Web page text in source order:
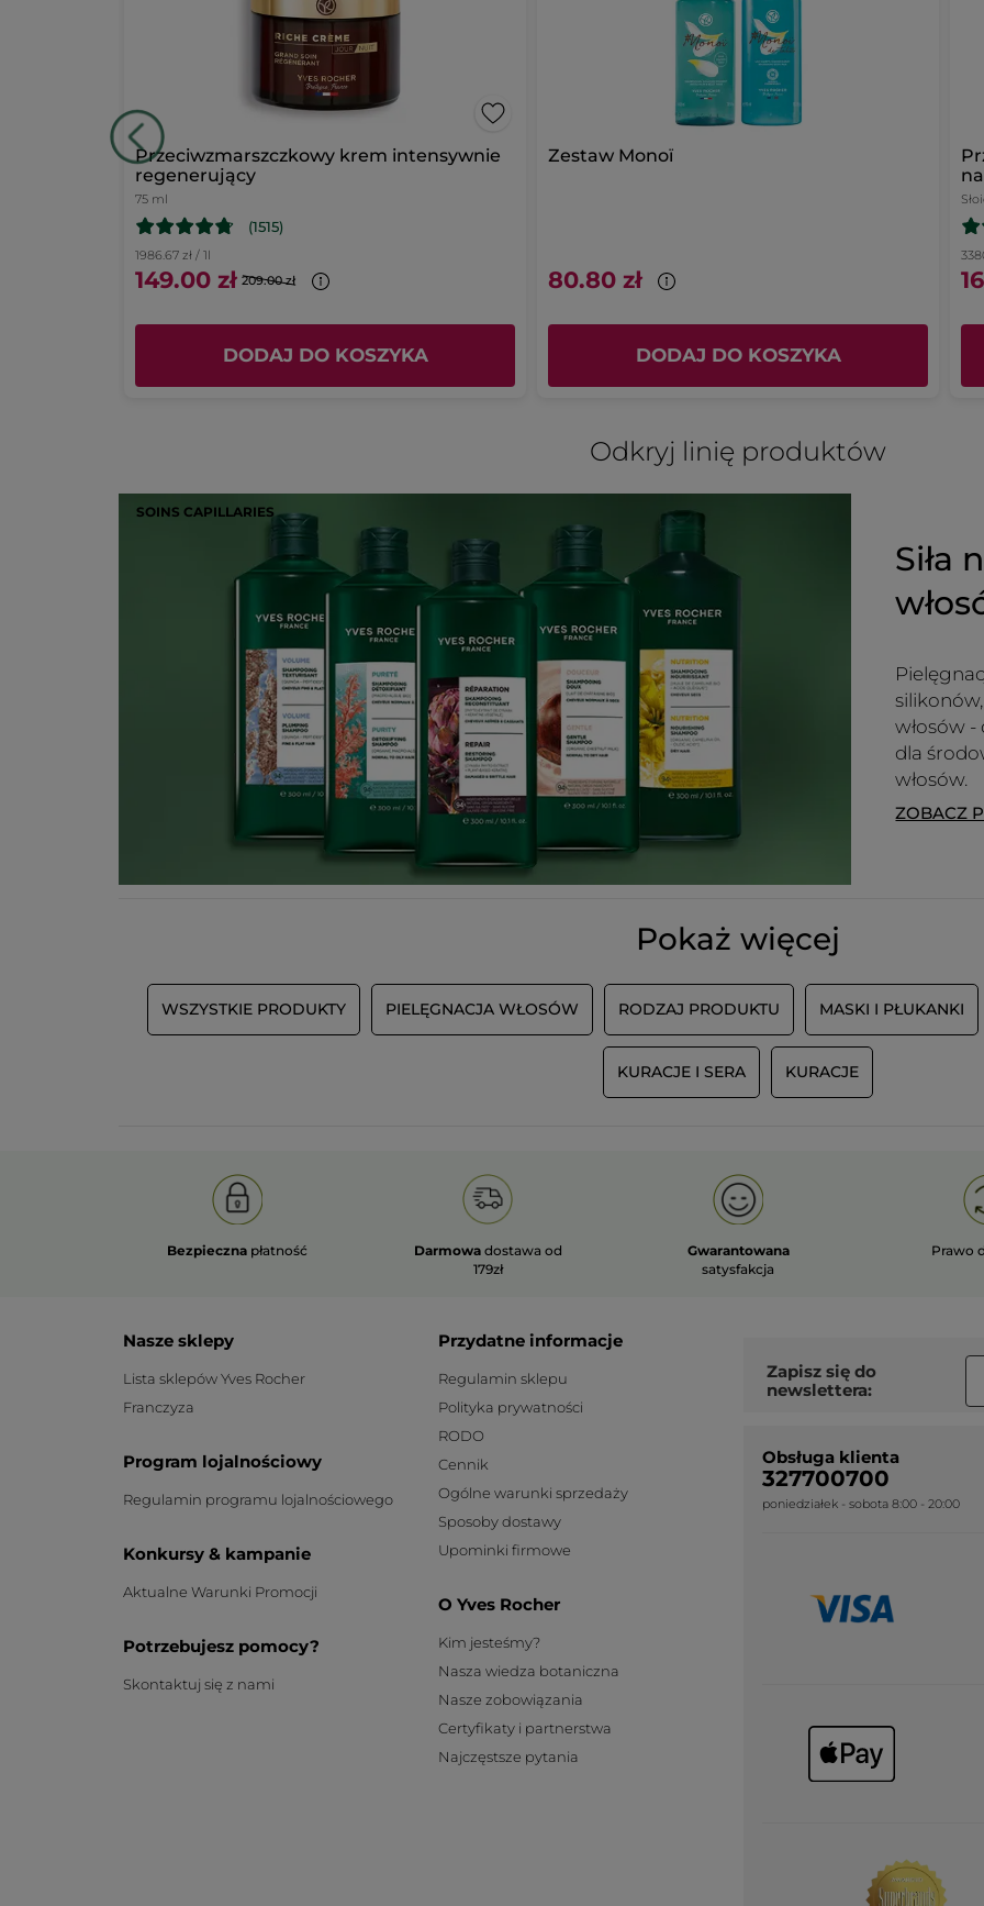
Przeciwzmarszczkowy krem intensywnie
regenerujący
75 ml
(1515)
1986.67 zł / 1l
149.00 zł 209.00 zł
DODAJ DO KOSZYKA
Zestaw Monoï
80.80 zł
DODAJ DO KOSZYKA
Odkryj linię produktów
SOINS CAPILLARIES
Siła
włosów
dla
włosów.
ZOBACZ
Pokaż więcej
WSZYSTKIE PRODUKTY PIELĘGNACJA WŁOSÓW RODZAJ PRODUKTU MASKI I PŁUKANKI
KURACJE I SERA KURACJE
Bezpieczna płatność Darmowa dostawa od
179zł
Gwarantowana
satysfakcja
Prawo
Nasze sklepy
Lista sklepów Yves Rocher
Franczyza
Program lojalnościowy
Regulamin programu lojalnościowego
Konkursy & kampanie
Aktualne Warunki Promocji
Potrzebujesz pomocy?
Skontaktuj się z nami
Przydatne informacje
Regulamin sklepu
Polityka prywatności
RODO
Cennik
Ogólne warunki sprzedaży
Sposoby dostawy
Upominki firmowe
O Yves Rocher
Kim jesteśmy?
Nasza wiedza botaniczna
Nasze zobowiązania
Certyfikaty i partnerstwa
Najczęstsze pytania
Zapisz się do
newslettera:
Obsługa klienta
327700700
poniedziałek - sobota 8:00 - 20:00